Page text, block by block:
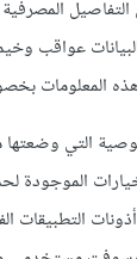
عواقب
المعلومات
التي
الخيارات
التطبيقات